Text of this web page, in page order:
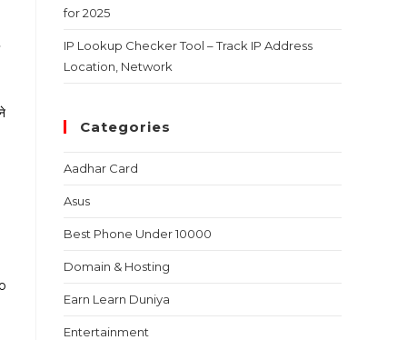
for 2025
IP Lookup Checker Tool – Track IP Address
Location, Network
Categories
Aadhar Card
Asus
Best Phone Under 10000
Domain & Hosting
Earn Learn Duniya
Entertainment